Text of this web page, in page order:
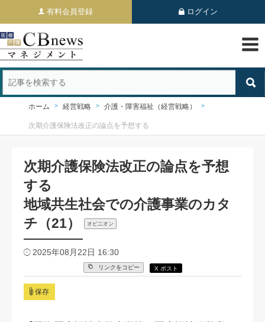
有料会員登録 ログイン
ホーム 経営戦略 介護・障害福祉（経営戦略）
次期介護保険法改正の論点を予想する
次期介護保険法改正の論点を予想
する
地域共生社会での介護事業のカタ
チ（21）
オピニオン
2025年08月22日 16:30
リンクをコピー X ポスト
保存